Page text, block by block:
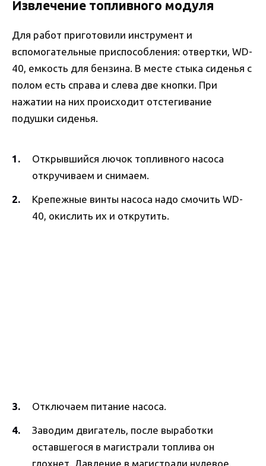
Извлечение топливного модуля
Для работ приготовили инструмент и
вспомогательные приспособления: отвертки, WD-
40, емкость для бензина. В месте стыка сиденья с
полом есть справа и слева две кнопки. При
нажатии на них происходит отстегивание
подушки сиденья.
Открывшийся лючок топливного насоса
откручиваем и снимаем.
Крепежные винты насоса надо смочить WD-
40, окислить их и открутить.
Отключаем питание насоса.
Заводим двигатель, после выработки
оставшегося в магистрали топлива он
глохнет. Давление в магистрали нулевое.